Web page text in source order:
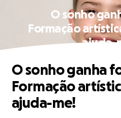
O sonho
Formação
ajuda-
O sonho ganha
Formação
ajuda-me!